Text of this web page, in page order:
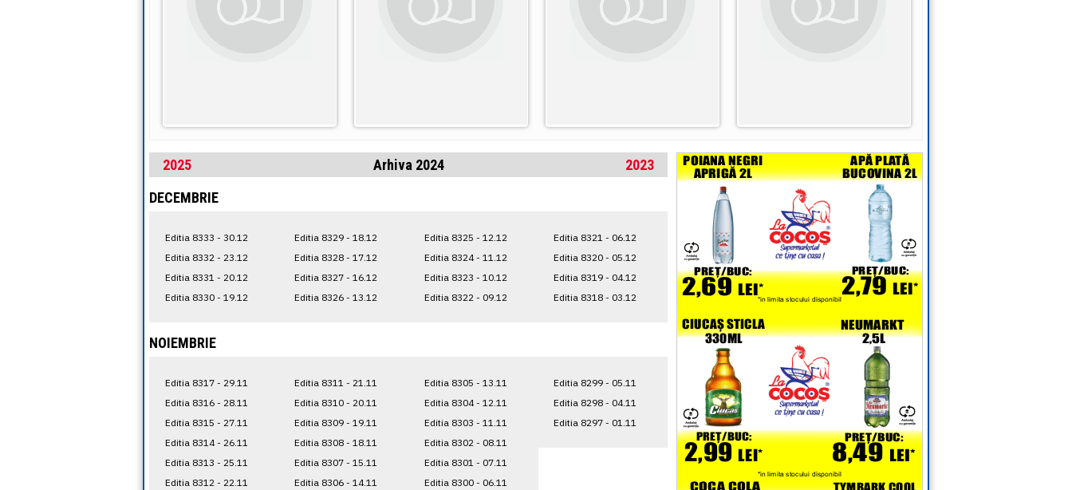
2025 2023
Arhiva 2024
DECEMBRIE
Editia 8333 - 30.12
Editia 8332 - 23.12
Editia 8331 - 20.12
Editia 8330 - 19.12
Editia 8329 - 18.12
Editia 8328 - 17.12
Editia 8327 - 16.12
Editia 8326 - 13.12
Editia 8325 - 12.12
Editia 8324 - 11.12
Editia 8323 - 10.12
Editia 8322 - 09.12
Editia 8321 - 06.12
Editia 8320 - 05.12
Editia 8319 - 04.12
Editia 8318 - 03.12
NOIEMBRIE
Editia 8317 - 29.11
Editia 8316 - 28.11
Editia 8315 - 27.11
Editia 8314 - 26.11
Editia 8313 - 25.11
Editia 8312 - 22.11
Editia 8311 - 21.11
Editia 8310 - 20.11
Editia 8309 - 19.11
Editia 8308 - 18.11
Editia 8307 - 15.11
Editia 8306 - 14.11
Editia 8305 - 13.11
Editia 8304 - 12.11
Editia 8303 - 11.11
Editia 8302 - 08.11
Editia 8301 - 07.11
Editia 8300 - 06.11
Editia 8299 - 05.11
Editia 8298 - 04.11
Editia 8297 - 01.11